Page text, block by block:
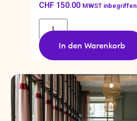
CHF150.00 MWST inbegriffen
In den Warenkorb